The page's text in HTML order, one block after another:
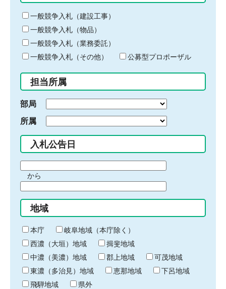
る
キ
ー
ワ
ー
ド
入
力
一般競争入札（建設工事）
一般競争入札（物品）
一般競争入札（業務委託）
一般競争入札（その他）
公募型プロポーザル
担当所属
部局
所属
入札公告日
間
始
り
から
間
終
わ
り
地域
本庁
岐阜地域（本庁除く）
西濃（大垣）地域
揖斐地域
中濃（美濃）地域
郡上地域
可茂地域
東濃（多治見）地域
恵那地域
下呂地域
飛騨地域
県外